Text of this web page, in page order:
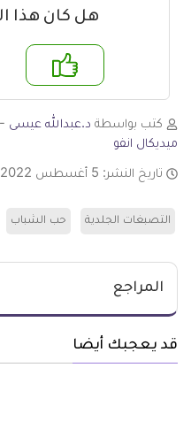
هل كان هذا
لا
كتب بواسطة د.عبدالله عيسى
ميديكال انفو
تاريخ النشر: 5 أغسطس 2022
التصبغات الجلدية حب الشباب
المراجع
قد يعجبك أيضا